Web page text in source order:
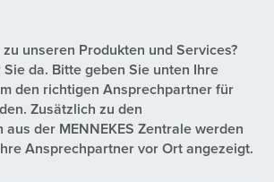
unseren Produkten und Services?
da. Bitte geben Sie unten Ihre
den richtigen Ansprechpartner für
Zusätzlich zu den
der MENNEKES Zentrale werden
Ansprechpartner vor Ort angezeigt.